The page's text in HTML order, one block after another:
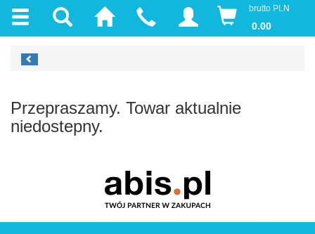
brutto PLN
0.00
Przepraszamy. Towar aktualnie
niedostepny.